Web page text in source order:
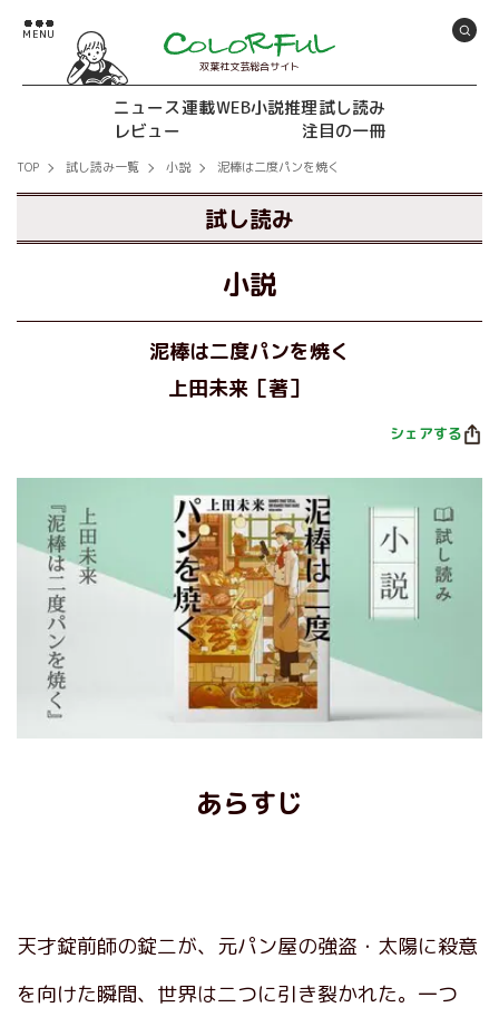
双葉社文芸総合サイト
ニュース連載WEB小説推理試し読み
レビュー
注目の一冊
TOP 試し読み一覧 小説 泥棒は二度パンを焼く
試し読み
小説
泥棒は二度パンを焼く
上田未来［著］
シェアする
あらすじ
天才錠前師の錠二が、元パン屋の強盗・太陽に殺意
を向けた瞬間、世界は二つに引き裂かれた。一つ